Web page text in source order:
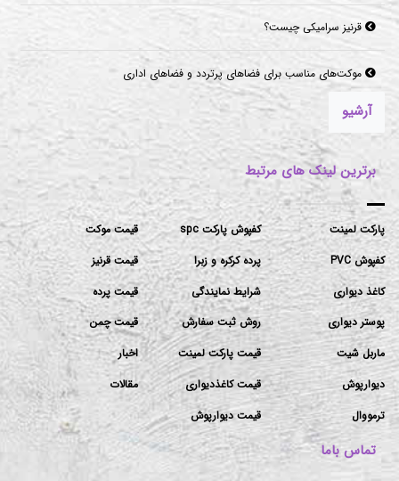
قرنیز سرامیکی چیست؟
موکت‌های مناسب برای فضاهای پرتردد و فضاهای اداری
آرشیو
برترین لینک های مرتبط
پارکت لمینت
کفپوش PVC
کاغذ دیواری
پوستر دیواری
ماربل شیت
دیوارپوش
ترمووال
کفپوش پارکت spc
پرده کرکره و زبرا
شرایط نمایندگی
روش ثبت سفارش
قیمت پارکت لمینت
قیمت کاغذدیواری
قیمت دیوارپوش
قیمت موکت
قیمت قرنیز
قیمت پرده
قیمت چمن
اخبار
مقالات
تماس باما